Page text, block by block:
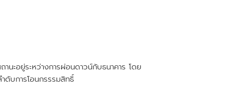
ะอยู่ระหว่างการผ่อนดาวน์กับธนาคาร โดย
ดับการโอนกรรรมสิทธิ์